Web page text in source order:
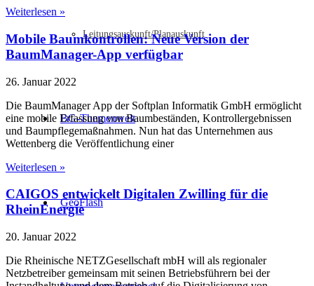
Leitungsauskunft/Planauskunft
BG-Themenwelt
GeoFlash
Weiterlesen »
Mobile Baumkontrollen: Neue Version der
BaumManager-App verfügbar
26. Januar 2022
Die BaumManager App der Softplan Informatik GmbH ermöglicht
eine mobile Erfassung von Baumbeständen, Kontrollergebnissen
und Baumpflegemaßnahmen. Nun hat das Unternehmen aus
Wettenberg die Veröffentlichung einer
Weiterlesen »
CAIGOS entwickelt Digitalen Zwilling für die
RheinEnergie
20. Januar 2022
Die Rheinische NETZGesellschaft mbH will als regionaler
Netzbetreiber gemeinsam mit seinen Betriebsführern bei der